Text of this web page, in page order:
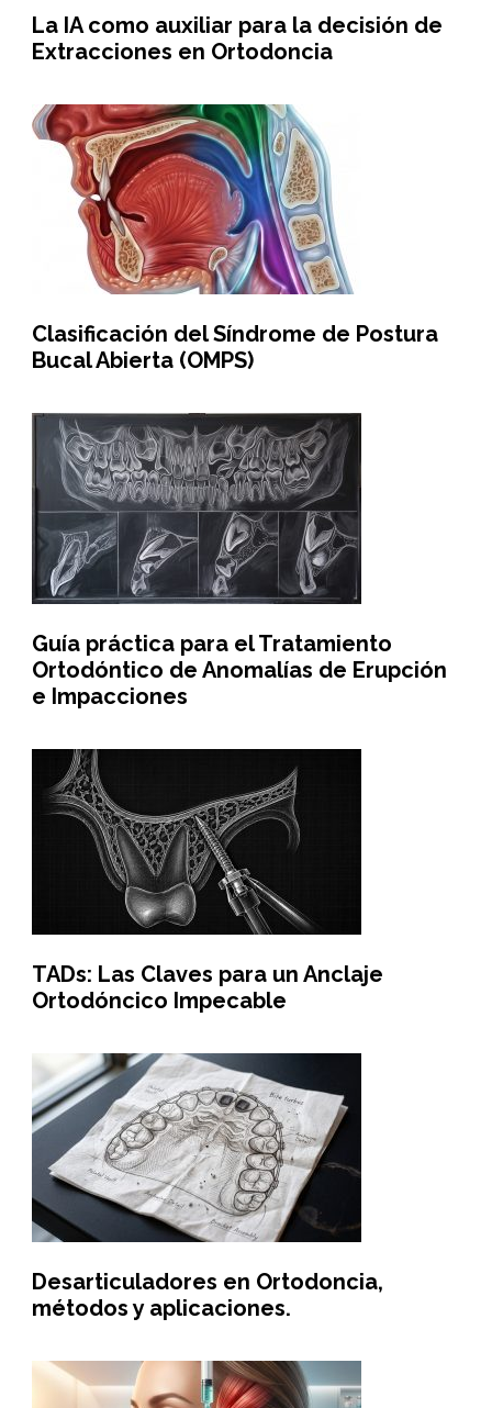
La IA como auxiliar para la decisión de
Extracciones en Ortodoncia
Clasificación del Síndrome de Postura
Bucal Abierta (OMPS)
Guía práctica para el Tratamiento
Ortodóntico de Anomalías de Erupción
e Impacciones
TADs: Las Claves para un Anclaje
Ortodóncico Impecable
Desarticuladores en Ortodoncia,
métodos y aplicaciones.